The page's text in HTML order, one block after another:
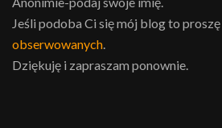
Jeśli podoba Ci się mój blog to proszę
obserwowanych
Dziękuję i zapraszam ponownie.